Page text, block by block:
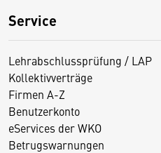
Service
Lehrabschlussprüfung / LAP
Kollektivverträge
Firmen A-Z
Benutzerkonto
eServices der WKO
Betrugswarnungen